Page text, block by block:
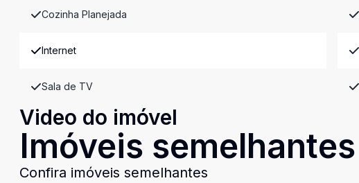
Cozinha Planejada
Internet
Sala de TV
Video do imóvel
Imóveis semelhantes
Confira imóveis semelhantes